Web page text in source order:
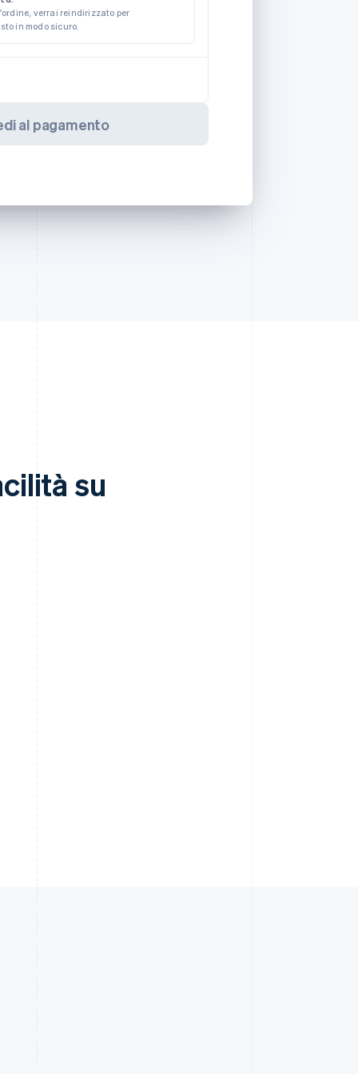
verrai reindirizzato per
in modo sicuro.
al pagamento
su